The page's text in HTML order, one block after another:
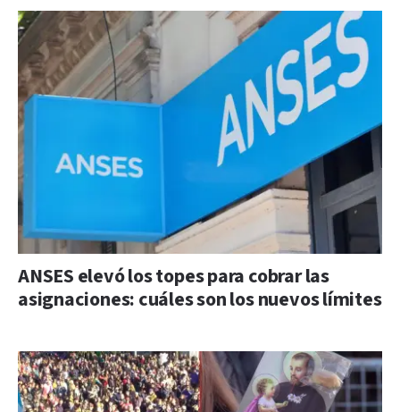
ANSES elevó los topes para cobrar las
asignaciones: cuáles son los nuevos límites